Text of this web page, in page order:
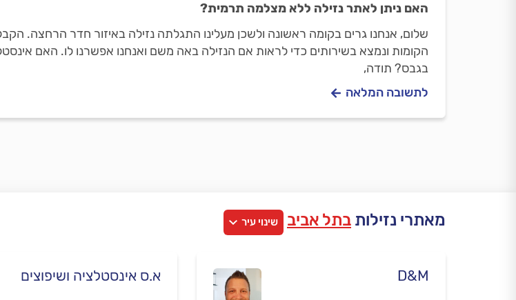
האם ניתן לאתר נזילה ללא מצלמה תרמית?
שלום, אנחנו גרים בקומה ראשונה ולשכן מעלינו התגלתה נזילה באיזור חדר הרחצה.
הקומות ונמצא בשירותים כדי לראות אם הנזילה באה משם ואנחנו אפשרנו לו. האם
בגבס? תודה,
לתשובה המלאה
מאתרי נזילות בתל אביב שינוי עיר
D&M א.ס אינסטלציה ושיפוצים